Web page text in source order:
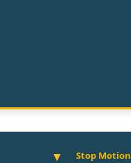
Stop Motion